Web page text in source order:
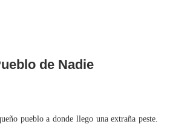
de Nadie
pueblo a donde llego una extraña peste.